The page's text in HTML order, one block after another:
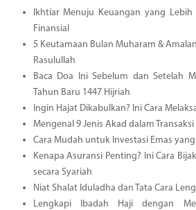
Ikhtiar Menuju Keuangan yang
Finansial
5 Keutamaan Bulan Muharam &
Rasulullah
Baca Doa Ini Sebelum dan Setelah
Tahun Baru 1447 Hijriah
Ingin Hajat Dikabulkan? Ini Cara
Mengenal 9 Jenis Akad dalam
Cara Mudah untuk Investasi Emas
Kenapa Asuransi Penting? Ini Cara
secara Syariah
Niat Shalat Iduladha dan Tata Cara
Lengkapi Ibadah Haji dengan